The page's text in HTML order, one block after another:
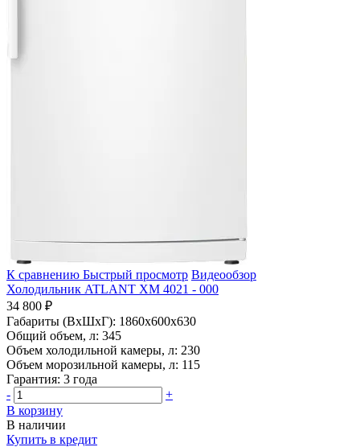
К сравнению Быстрый просмотр Видеообзор
Холодильник ATLANT ХМ 4021 - 000
34 800 ₽
Габариты (ВхШхГ): 1860x600x630
Общий объем, л: 345
Объем холодильной камеры, л: 230
Объем морозильной камеры, л: 115
Гарантия: 3 года
-
+
В корзину
В наличии
Купить в кредит